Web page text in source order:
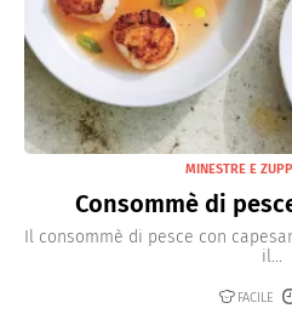
MINESTRE E
Consommè di
Il consommè di pesce con
il...
FACILE